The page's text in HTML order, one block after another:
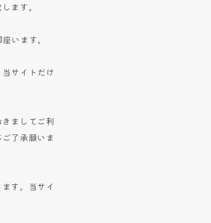
ます。
います。
サイトだけ
ましてご利
了承願いま
す。当サイ